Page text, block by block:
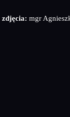
zdjęcia: mgr